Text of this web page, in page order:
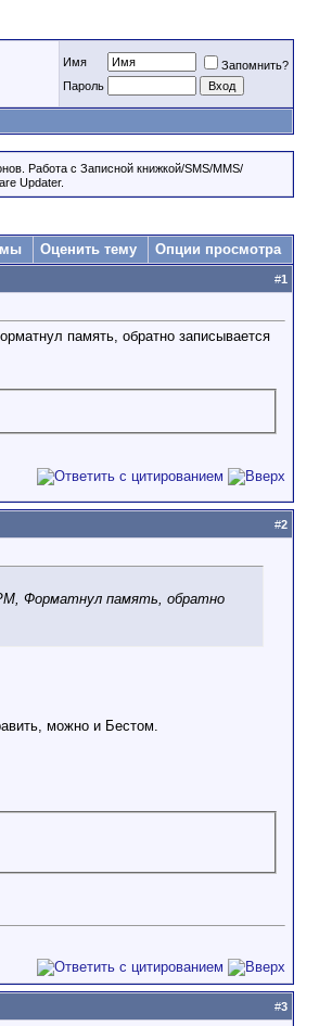
Имя
Запомнить?
Пароль
Работа с Записной книжкой/SMS/MMS/
Updater.
Оценить тему Опции просмотра
#1
память, обратно записывается
#2
Форматнул память, обратно
можно и Бестом.
#3